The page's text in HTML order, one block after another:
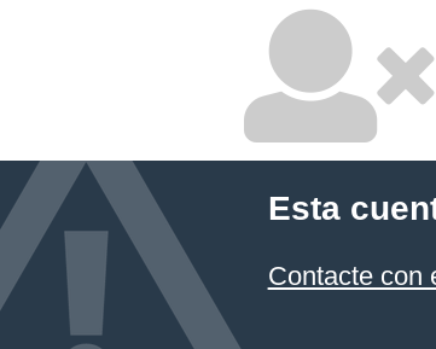
Esta
Contacte con